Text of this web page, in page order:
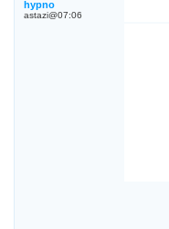
hypno
astazi@07:06